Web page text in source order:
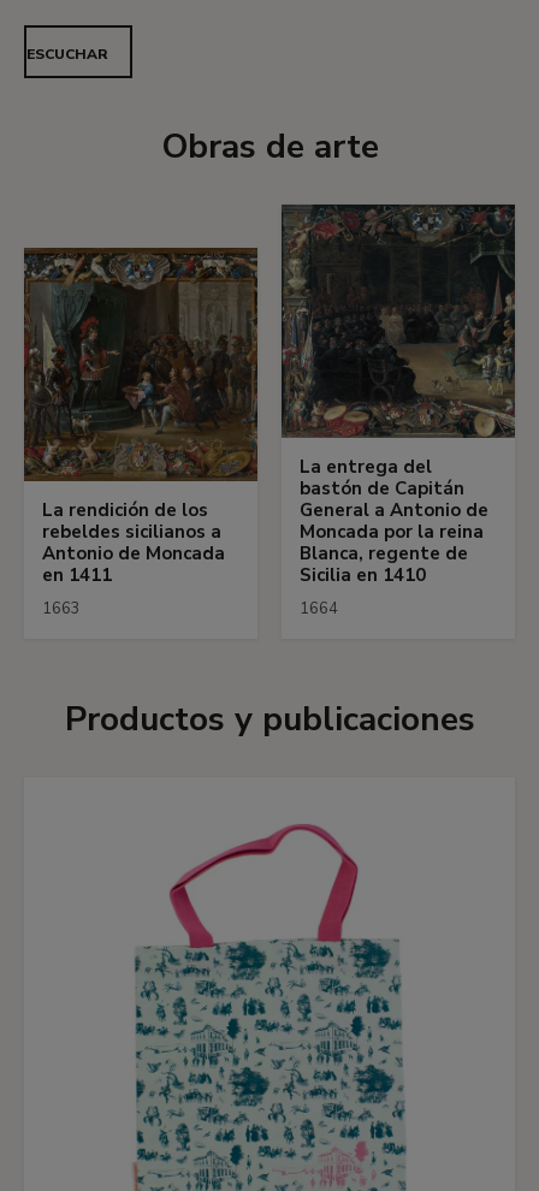
ESCUCHAR
Obras de arte
La rendición de los
rebeldes sicilianos a
Antonio de Moncada
en 1411
1663
La entrega del
bastón de Capitán
General a Antonio de
Moncada por la reina
Blanca, regente de
Sicilia en 1410
1664
Productos y publicaciones